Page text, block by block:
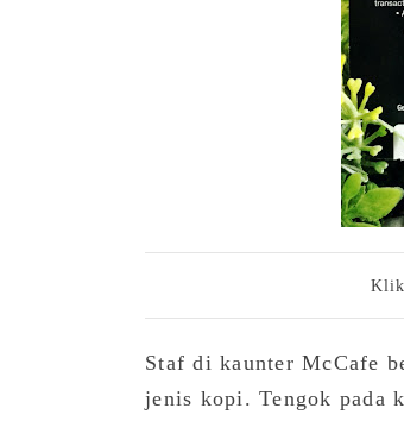
Klik
Staf di kaunter McCafe
jenis kopi. Tengok pada